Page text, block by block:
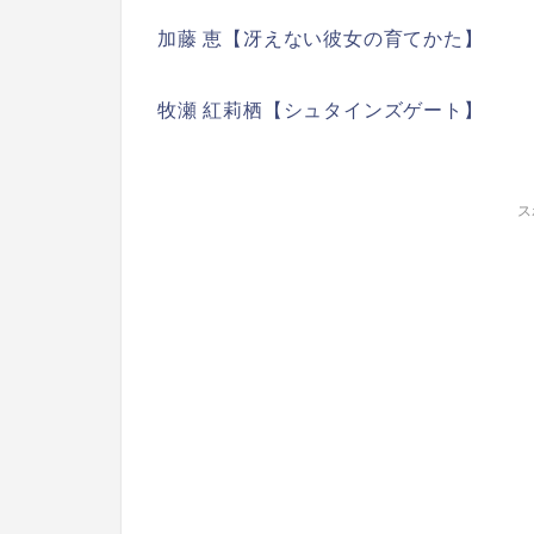
加藤 恵【冴えない彼女の育てかた】
牧瀬 紅莉栖【シュタインズゲート】